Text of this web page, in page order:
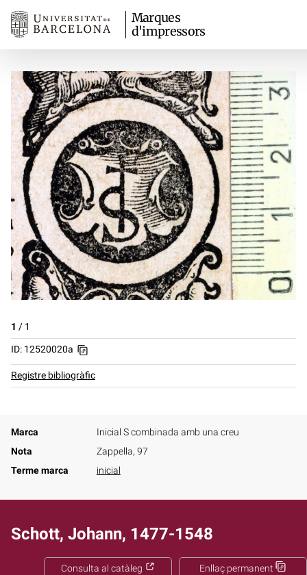
Marques
d'impressors
1 / 1
ID: 12520020a
Registre bibliogràfic
Marca
Inicial S combinada amb una creu
Nota
Zappella, 97
Terme marca
inicial
Schott, Johann, 1477-1548
Enllaç permanent
Consulta al catàleg